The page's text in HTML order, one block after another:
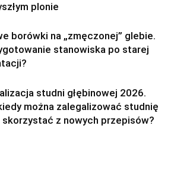
plonie
borówki na „zmęczonej” glebie.
stanowiska po starej
studni głębinowej 2026.
można zalegalizować studnię
skorzystać z nowych przepisów?